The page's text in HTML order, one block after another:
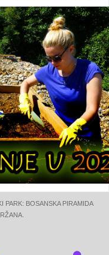
PARK: BOSANSKA PIRAMIDA